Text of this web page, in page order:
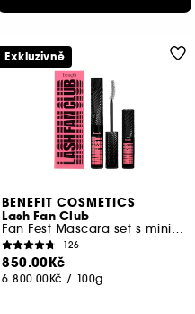
BENEFIT COSMETICS
Lash Fan Club
Fan Fest Mascara set s mini zdarma
126
850.00Kč
6 800.00Kč / 100g
Exkluzivně